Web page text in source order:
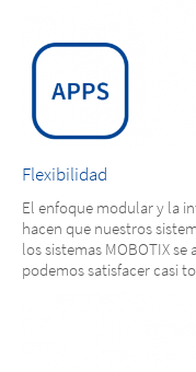
Flexibilidad
El enfoque modular y la
hacen que nuestros
los sistemas MOBOTIX
podemos satisfacer casi